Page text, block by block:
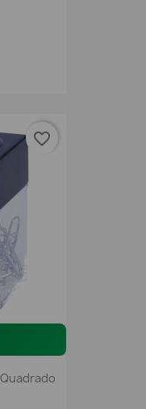
favorite_border